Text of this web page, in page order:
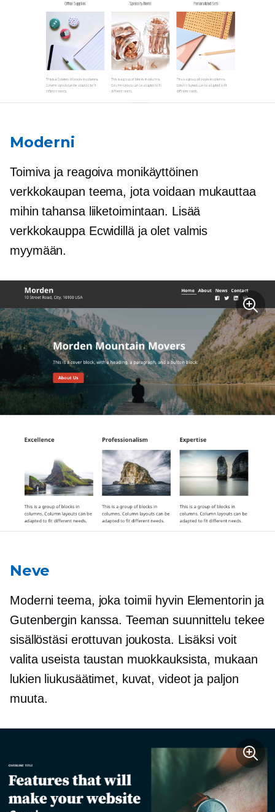
Moderni
Toimiva ja reagoiva monikäyttöinen
verkkokaupan teema, jota voidaan mukauttaa
mihin tahansa liiketoimintaan. Lisää
verkkokauppa Ecwidillä ja olet valmis
myymään.
Neve
Moderni teema, joka toimii hyvin Elementorin ja
Gutenbergin kanssa. Teeman suunnittelu tekee
sisällöstäsi erottuvan joukosta. Lisäksi voit
valita useista taustan muokkauksista, mukaan
lukien liukusäätimet, kuvat, videot ja paljon
muuta.